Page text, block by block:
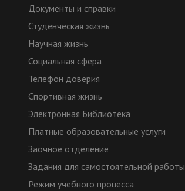
Документы и справки
Студенческая жизнь
Научная жизнь
Социальная сфера
Телефон доверия
Спортивная жизнь
Электронная Библиотека
Платные образовательные услуги
Заочное отделение
Задания для самостоятельной работы
Режим учебного процесса